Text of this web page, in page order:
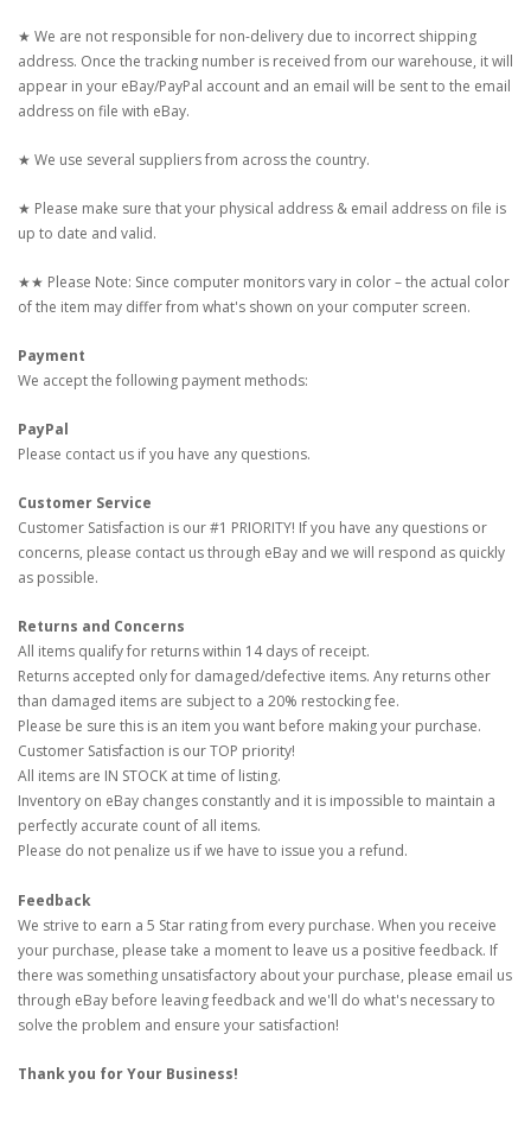
★ We are not responsible for non-delivery due to incorrect shipping
address. Once the tracking number is received from our warehouse, it will
appear in your eBay/PayPal account and an email will be sent to the email
address on file with eBay.
★ We use several suppliers from across the country.
★ Please make sure that your physical address & email address on file is
up to date and valid.
★★ Please Note: Since computer monitors vary in color – the actual color
of the item may differ from what's shown on your computer screen.
Payment
We accept the following payment methods:
PayPal
Please contact us if you have any questions.
Customer Service
Customer Satisfaction is our #1 PRIORITY! If you have any questions or
concerns, please contact us through eBay and we will respond as quickly
as possible.
Returns and Concerns
All items qualify for returns within 14 days of receipt.
Returns accepted only for damaged/defective items. Any returns other
than damaged items are subject to a 20% restocking fee.
Please be sure this is an item you want before making your purchase.
Customer Satisfaction is our TOP priority!
All items are IN STOCK at time of listing.
Inventory on eBay changes constantly and it is impossible to maintain a
perfectly accurate count of all items.
Please do not penalize us if we have to issue you a refund.
Feedback
We strive to earn a 5 Star rating from every purchase. When you receive
your purchase, please take a moment to leave us a positive feedback. If
there was something unsatisfactory about your purchase, please email us
through eBay before leaving feedback and we'll do what's necessary to
solve the problem and ensure your satisfaction!
Thank you for Your Business!